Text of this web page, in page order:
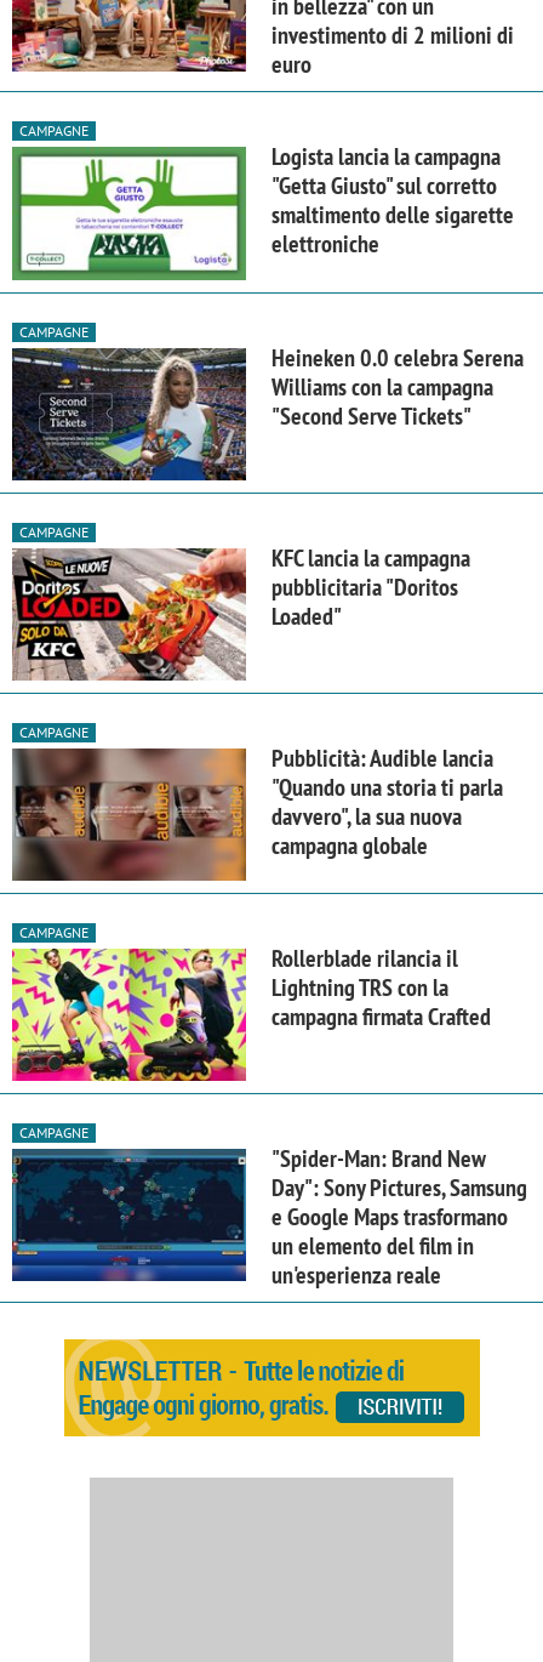
in bellezza" con un
investimento di 2 milioni di
euro
CAMPAGNE
Logista lancia la campagna
"Getta Giusto" sul corretto
smaltimento delle sigarette
elettroniche
CAMPAGNE
Heineken 0.0 celebra Serena
Williams con la campagna
"Second Serve Tickets"
CAMPAGNE
KFC lancia la campagna
pubblicitaria "Doritos
Loaded"
CAMPAGNE
Pubblicità: Audible lancia
"Quando una storia ti parla
davvero", la sua nuova
campagna globale
CAMPAGNE
Rollerblade rilancia il
Lightning TRS con la
campagna firmata Crafted
CAMPAGNE
"Spider-Man: Brand New
Day": Sony Pictures, Samsung
e Google Maps trasformano
un elemento del film in
un'esperienza reale